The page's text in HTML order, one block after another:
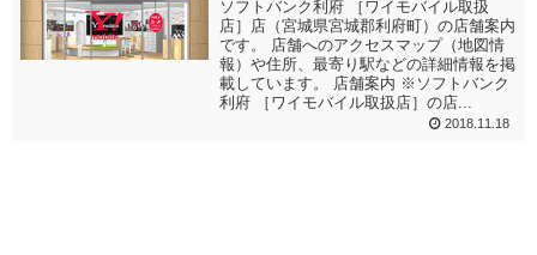
ソフトバンク利府 ［ワイモバイル取扱
店］店（宮城県宮城郡利府町）の店舗案内
です。 店舗へのアクセスマップ（地図情
報）や住所、最寄り駅などの詳細情報を掲
載しています。 店舗案内 ※ソフトバンク
利府 ［ワイモバイル取扱店］の店...
2018.11.18